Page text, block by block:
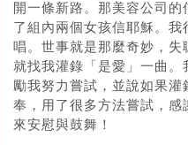
開一條新路。那美容公司
了組內兩個女孩信耶穌。
唱。世事就是那麼奇妙，失
就找我灌錄「是愛」一曲
勵我努力嘗試，並說如果
奉，用了很多方法嘗試，
來安慰與鼓舞！